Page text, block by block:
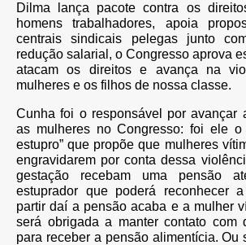
Dilma lança pacote contra os
homens trabalhadores, apoia
centrais sindicais pelegas junto
redução salarial, o Congresso aprova
atacam os direitos e avança na
mulheres e os filhos de nossa classe.
Cunha foi o responsável por avançar
as mulheres no Congresso: foi ele o
estupro” que propõe que mulheres
engravidarem por conta dessa
gestação recebam uma pensão
estuprador que poderá reconhecer a
partir daí a pensão acaba e a mulher
será obrigada a manter contato com
para receber a pensão alimentícia. Ou